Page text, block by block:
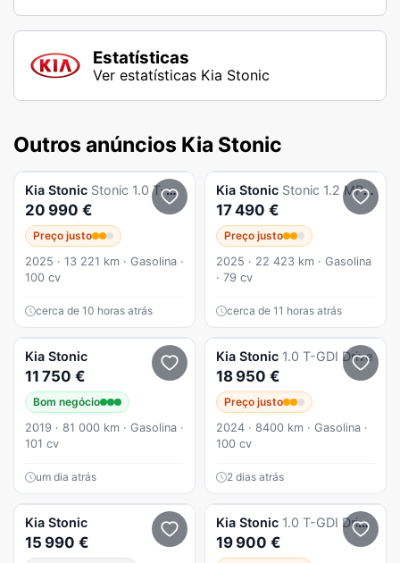
Estatísticas
Ver estatísticas Kia Stonic
Outros anúncios Kia Stonic
Kia Stonic Stonic 1.0 T-GDi Drive
20 990 €
Preço justo
2025 · 13 221 km · Gasolina ·
100 cv
cerca de 10 horas atrás
Kia Stonic Stonic 1.2 MPi Vibe
17 490 €
Preço justo
2025 · 22 423 km · Gasolina
· 79 cv
cerca de 11 horas atrás
Kia Stonic
11 750 €
Bom negócio
2019 · 81 000 km · Gasolina ·
101 cv
um dia atrás
Kia Stonic 1.0 T-GDI Drive
18 950 €
Preço justo
2024 · 8400 km · Gasolina ·
100 cv
2 dias atrás
Kia Stonic
15 990 €
Kia Stonic 1.0 T-GDI Drive 7DCT
19 900 €